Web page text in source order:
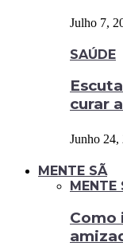
Julho 7,
SAÚDE
curar
Junho 24,
MENTE SÃ
MENTE
Como